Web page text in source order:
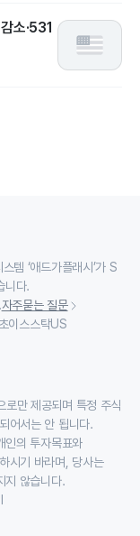
소·531
템 ‘애드가플래시’가 S
니다.
자주묻는 질문
이스스탁US
로만 제공되며 특정 주식
어서는 안 됩니다.
인의 투자목표와
시기 바라며, 당사는
지 않습니다.